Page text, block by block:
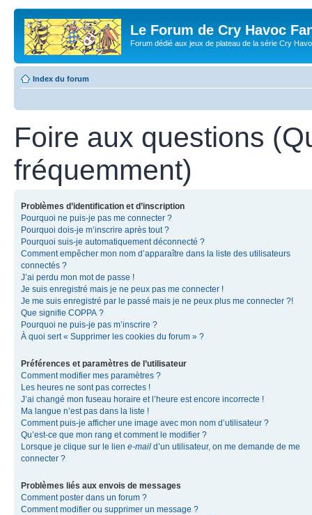
Le Forum de Cry Havoc
Forum dédié aux jeux de plateau de la série Cry
Index du forum
Foire aux questions
fréquemment)
Problèmes d’identification et d’inscription
Pourquoi ne puis-je pas me connecter ?
Pourquoi dois-je m’inscrire après tout ?
Pourquoi suis-je automatiquement déconnecté ?
Comment empêcher mon nom d’apparaître dans la liste des utilisateurs
connectés ?
J’ai perdu mon mot de passe !
Je suis enregistré mais je ne peux pas me connecter !
Je me suis enregistré par le passé mais je ne peux plus me connecter ?!
Que signifie COPPA ?
Pourquoi ne puis-je pas m’inscrire ?
À quoi sert « Supprimer les cookies du forum » ?
Préférences et paramètres de l’utilisateur
Comment modifier mes paramètres ?
Les heures ne sont pas correctes !
J’ai changé mon fuseau horaire et l’heure est encore incorrecte !
Ma langue n’est pas dans la liste !
Comment puis-je afficher une image avec mon nom d’utilisateur ?
Qu’est-ce que mon rang et comment le modifier ?
Lorsque je clique sur le lien e-mail d’un utilisateur, on me demande de me
connecter ?
Problèmes liés aux envois de messages
Comment poster dans un forum ?
Comment modifier ou supprimer un message ?